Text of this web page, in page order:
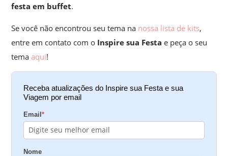
festa em buffet.
Se você não encontrou seu tema na nossa lista de kits,
entre em contato com o Inspire sua Festa e peça o seu
temaaqui!
Receba atualizações do Inspire sua Festa e sua
Viagem por email
Email*
Nome